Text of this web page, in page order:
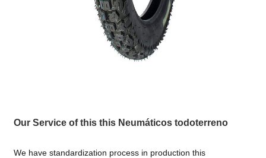
Our Service of this this Neumáticos todoterreno
We have standardization process in production this